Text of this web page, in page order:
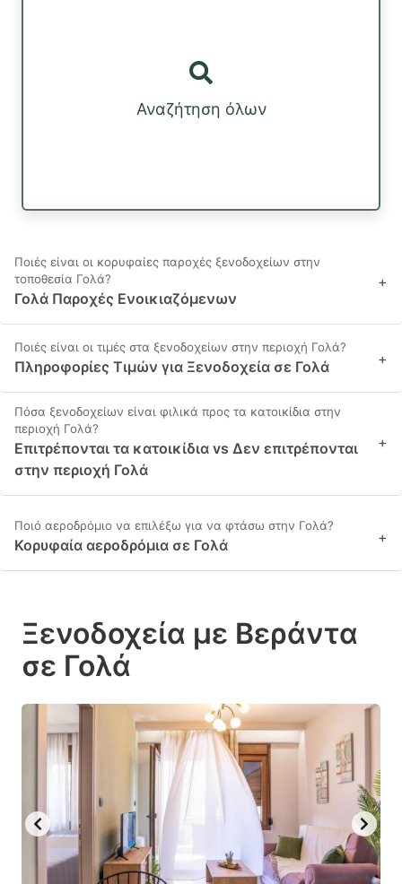
Αναζήτηση όλων
Ποιές είναι οι κορυφαίες παροχές ξενοδοχείων στην
τοποθεσία Γολά?
Γολά Παροχές Ενοικιαζόμενων
+
Ποιές είναι οι τιμές στα ξενοδοχείων στην περιοχή Γολά?
Πληροφορίες Τιμών για Ξενοδοχεία σε Γολά +
Πόσα ξενοδοχείων είναι φιλικά προς τα κατοικίδια στην
περιοχή Γολά?
Επιτρέπονται τα κατοικίδια vs Δεν επιτρέπονται
στην περιοχή Γολά
+
Ποιό αεροδρόμιο να επιλέξω για να φτάσω στην Γολά?
Κορυφαία αεροδρόμια σε Γολά +
Ξενοδοχεία με Βεράντα
σε Γολά